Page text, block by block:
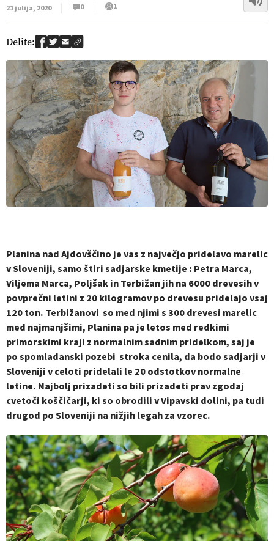
21 julija, 2020
0 1
Delite:
Planina nad Ajdovščino je vas z največjo pridelavo marelic
v Sloveniji, samo štiri sadjarske kmetije : Petra Marca,
Viljema Marca, Poljšak in Terbižan jih na 6000 drevesih v
povprečni letini z 20 kilogramov po drevesu pridelajo vsaj
120 ton. Terbižanovi so med njimi s 300 drevesi marelic
med najmanjšimi, Planina pa je letos med redkimi
primorskimi kraji z normalnim sadnim pridelkom, saj je
po spomladanski pozebi stroka cenila, da bodo sadjarji v
Sloveniji v celoti pridelali le 20 odstotkov normalne
letine. Najbolj prizadeti so bili prizadeti prav zgodaj
cvetoči koščičarji, ki so obrodili v Vipavski dolini, pa tudi
drugod po Sloveniji na nižjih legah za vzorec.